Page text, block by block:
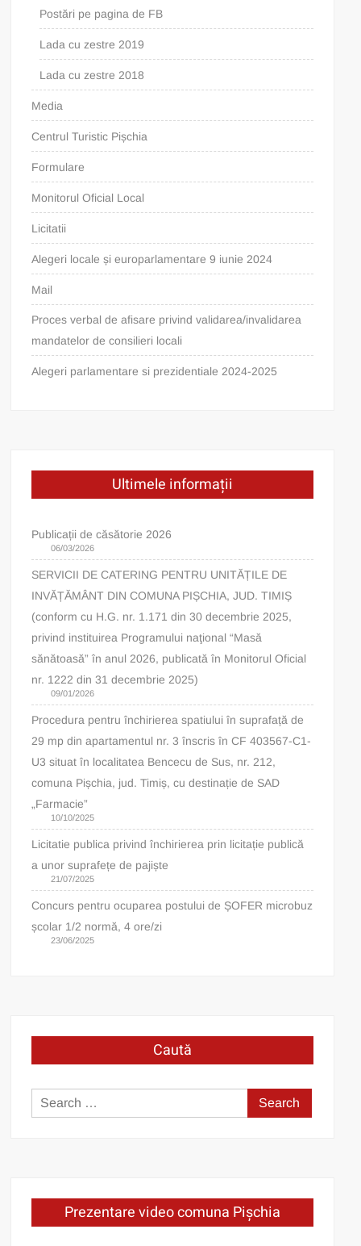
Postări pe pagina de FB
Lada cu zestre 2019
Lada cu zestre 2018
Media
Centrul Turistic Pișchia
Formulare
Monitorul Oficial Local
Licitatii
Alegeri locale și europarlamentare 9 iunie 2024
Mail
Proces verbal de afisare privind validarea/invalidarea
mandatelor de consilieri locali
Alegeri parlamentare si prezidentiale 2024-2025
Ultimele informații
Publicații de căsătorie 2026
06/03/2026
SERVICII DE CATERING PENTRU UNITĂȚILE DE
INVĂȚĂMÂNT DIN COMUNA PIȘCHIA, JUD. TIMIȘ
(conform cu H.G. nr. 1.171 din 30 decembrie 2025,
privind instituirea Programului naţional “Masă
sănătoasă” în anul 2026, publicată în Monitorul Oficial
nr. 1222 din 31 decembrie 2025)
09/01/2026
Procedura pentru închirierea spatiului în suprafață de
29 mp din apartamentul nr. 3 înscris în CF 403567-C1-
U3 situat în localitatea Bencecu de Sus, nr. 212,
comuna Pișchia, jud. Timiș, cu destinație de SAD
„Farmacie”
10/10/2025
Licitatie publica privind închirierea prin licitație publică
a unor suprafețe de pajiște
21/07/2025
Concurs pentru ocuparea postului de ȘOFER microbuz
școlar 1/2 normă, 4 ore/zi
23/06/2025
Caută
Search
for:
Prezentare video comuna Pișchia